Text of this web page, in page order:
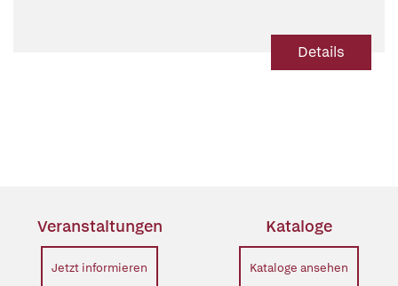
Details
Veranstaltungen
Jetzt informieren
Kataloge
Kataloge ansehen